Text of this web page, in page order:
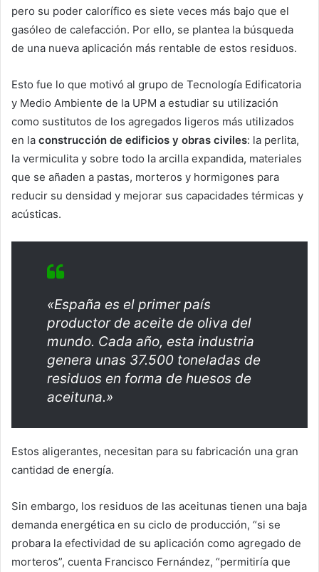
pero su poder calorífico es siete veces más bajo que el
gasóleo de calefacción. Por ello, se plantea la búsqueda
de una nueva aplicación más rentable de estos residuos.
Esto fue lo que motivó al grupo de Tecnología Edificatoria
y Medio Ambiente de la UPM a estudiar su utilización
como sustitutos de los agregados ligeros más utilizados
en la construcción de edificios y obras civiles: la perlita,
la vermiculita y sobre todo la arcilla expandida, materiales
que se añaden a pastas, morteros y hormigones para
reducir su densidad y mejorar sus capacidades térmicas y
acústicas.
«España es el primer país
productor de aceite de oliva del
mundo. Cada año, esta industria
genera unas 37.500 toneladas de
residuos en forma de huesos de
aceituna.»
Estos aligerantes, necesitan para su fabricación una gran
cantidad de energía.
Sin embargo, los residuos de las aceitunas tienen una baja
demanda energética en su ciclo de producción, “si se
probara la efectividad de su aplicación como agregado de
morteros”, cuenta Francisco Fernández, “permitiría que